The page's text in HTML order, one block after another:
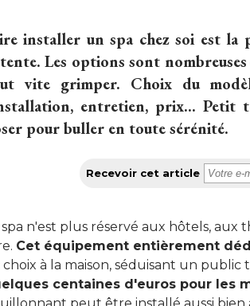
installer un spa chez soi est la
Les options sont
vite grimper. Choix du
entretien, prix... Petit
pour buller en toute sérénité.
Recevoir cet article
spa n'est plus réservé aux hôtels, aux
Cet équipement entièrement
choix à la maison, séduisant un public
centaines d'euros pour les